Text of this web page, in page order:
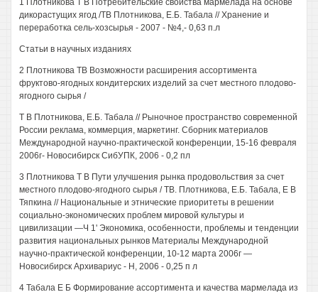
1 Плотникова Т В Потребительские свойства мармелада на основе
дикорастущих ягод /ТВ Плотникова, Е.Б. Табала // Хранение и
переработка сель-хозсырья - 2007 - №4,- 0,63 п.л
Статьи в научных изданиях
2 Плотникова ТВ Возможности расширения ассортимента
фруктово-ягодных кондитерских изделий за счет местного плодово-
ягодного сырья /
Т В Плотникова, Е.Б. Табала // Рыночное пространство современной
России реклама, коммерция, маркетинг. Сборник материалов
Международной научно-практической конференции, 15-16 февраля
2006г- Новосибирск СибУПК, 2006 - 0,2 пл
3 Плотникова Т В Пути улучшения рынка продовольствия за счет
местного плодово-ягодного сырья / ТВ. Плотникова, Е.Б. Табала, Е В
Тяпкина // Национальные и этнические приоритеты в решении
социально-экономических проблем мировой культуры и
цивилизации —Ч 1' Экономика, особенности, проблемы и тенденции
развития национальных рынков Материалы Международной
научно-практической конференции, 10-12 марта 2006г —
Новосибирск Архивариус - Н, 2006 - 0,25 п л
4 Табала Е Б Формирование ассортимента и качества мармелада из